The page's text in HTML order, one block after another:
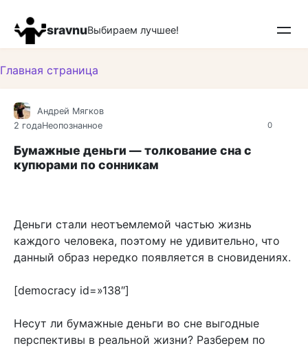
контенту
sravnuВыбираем лучшее!
Главная страница
0
Андрей Мягков
2 годаНеопознанное
Бумажные деньги — толкование сна с
купюрами по сонникам
Деньги стали неотъемлемой частью жизнь
каждого человека, поэтому не удивительно, что
данный образ нередко появляется в сновидениях.
[democracy id=»138″]
Несут ли бумажные деньги во сне выгодные
перспективы в реальной жизни? Разберем по